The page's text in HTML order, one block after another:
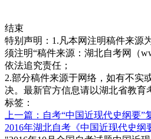
结束
特别声明：1.凡本网注明稿件来源
须注明“稿件来源：湖北自考网（
依法追究责任；
2.部分稿件来源于网络，如有不实
决。最新官方信息请以湖北省教育
标签：
上一篇：自考“中国近现代史纲要”
2016年湖北自考《中国近现代史纲